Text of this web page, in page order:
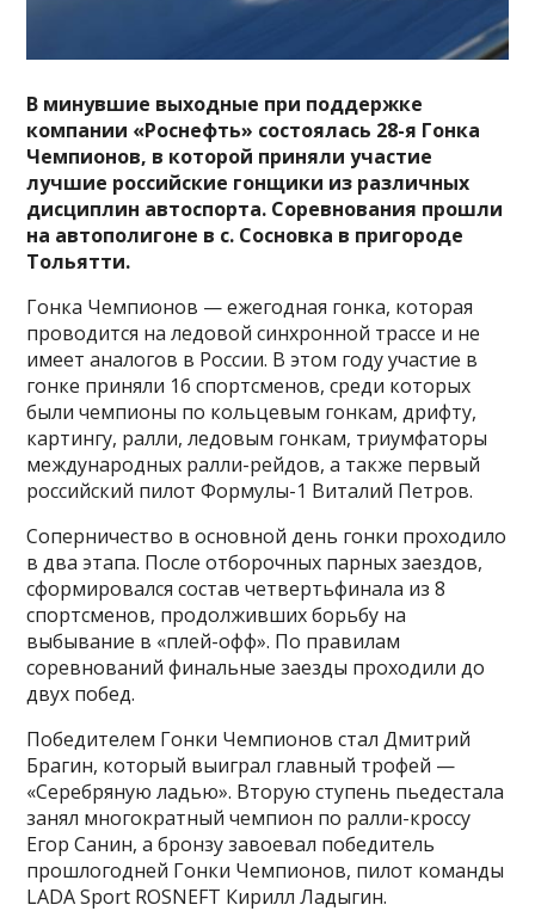
В минувшие выходные при поддержке
компании «Роснефть» состоялась 28-я Гонка
Чемпионов, в которой приняли участие
лучшие российские гонщики из различных
дисциплин автоспорта. Соревнования прошли
на автополигоне в с. Сосновка в пригороде
Тольятти.
Гонка Чемпионов — ежегодная гонка, которая
проводится на ледовой синхронной трассе и не
имеет аналогов в России. В этом году участие в
гонке приняли 16 спортсменов, среди которых
были чемпионы по кольцевым гонкам, дрифту,
картингу, ралли, ледовым гонкам, триумфаторы
международных ралли-рейдов, а также первый
российский пилот Формулы-1 Виталий Петров.
Соперничество в основной день гонки проходило
в два этапа. После отборочных парных заездов,
сформировался состав четвертьфинала из 8
спортсменов, продолживших борьбу на
выбывание в «плей-офф». По правилам
соревнований финальные заезды проходили до
двух побед.
Победителем Гонки Чемпионов стал Дмитрий
Брагин, который выиграл главный трофей —
«Серебряную ладью». Вторую ступень пьедестала
занял многократный чемпион по ралли-кроссу
Егор Санин, а бронзу завоевал победитель
прошлогодней Гонки Чемпионов, пилот команды
LADA Sport ROSNEFT Кирилл Ладыгин.